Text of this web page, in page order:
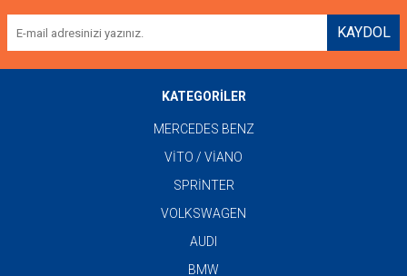
KAYDOL
KATEGORİLER
MERCEDES BENZ
VİTO / VİANO
SPRİNTER
VOLKSWAGEN
AUDI
BMW